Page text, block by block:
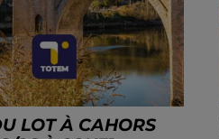
LOT À CAHORS